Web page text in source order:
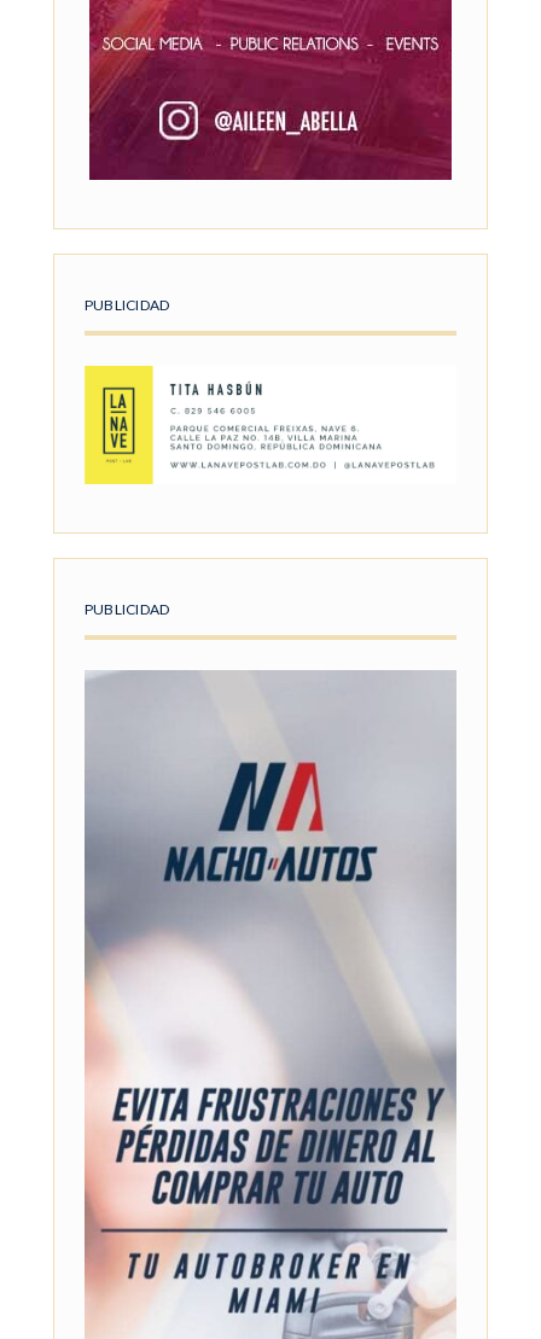
PUBLICIDAD
PUBLICIDAD